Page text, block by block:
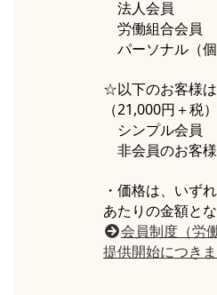
法人会員
労働組合会員
パーソナル（
☆以下のお客様
（21,000円＋税
シンプル会員
非会員のお客様
・価格は、いず
あたりの金額と
会員制度（労
提供開始につき